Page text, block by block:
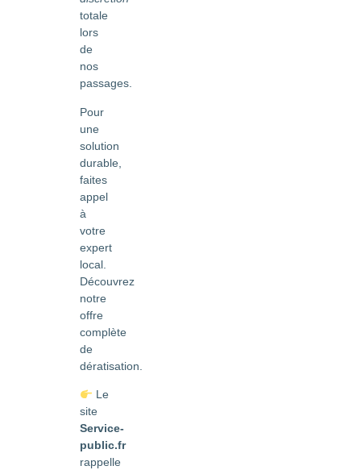
totale
lors
de
nos
passages.
Pour
une
solution
durable,
faites
appel
à
votre
expert
local.
Découvrez
notre
offre
complète
de
dératisation.
Le
site
Service-
public.fr
rappelle